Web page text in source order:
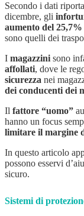
Secondo i dati
dicembre, gli
aumento del 25,7%
sono quelli dei
I magazzini sono
affollati, dove le
sicurezza nei
dei conducenti dei
Il fattore “uomo”
hanno un focus
limitare il margine
In questo articolo
possono esservi
sicuro.
Sistemi di